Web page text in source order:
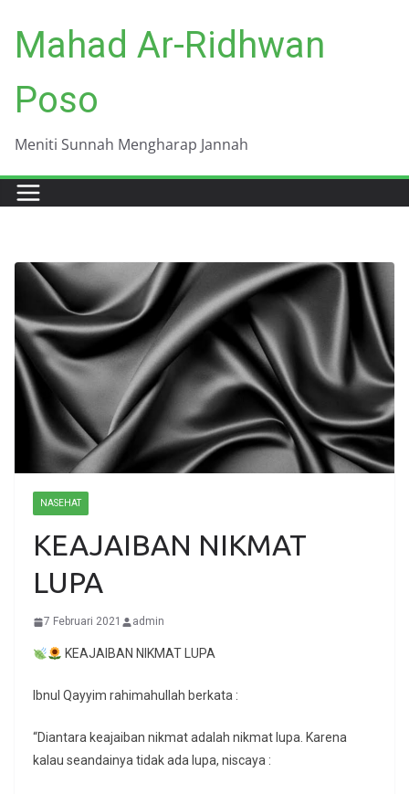
content
Mahad Ar-Ridhwan
Poso
Meniti Sunnah Mengharap Jannah
NASEHAT
KEAJAIBAN NIKMAT
LUPA
7 Februari 2021 admin
KEAJAIBAN NIKMAT LUPA
Ibnul Qayyim rahimahullah berkata :
“Diantara keajaiban nikmat adalah nikmat lupa. Karena
kalau seandainya tidak ada lupa, niscaya :